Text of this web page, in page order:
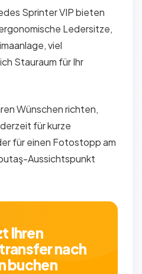
Sprinter VIP bieten
Ledersitze,
viel
Stauraum für Ihr
Wünschen richten,
für kurze
für einen Fotostopp am
Aussichtspunkt
Ihren
nach
buchen